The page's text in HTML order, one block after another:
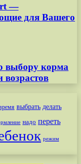
—
для Вашего
выбору корма
выбрать делать
надо переть
режим